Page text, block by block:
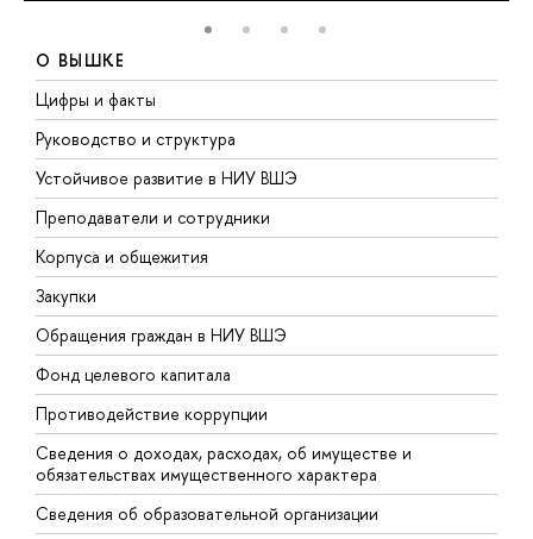
О ВЫШКЕ
Цифры и факты
Руководство и структура
Устойчивое развитие в НИУ ВШЭ
Преподаватели и сотрудники
Корпуса и общежития
Закупки
Обращения граждан в НИУ ВШЭ
Фонд целевого капитала
Противодействие коррупции
Сведения о доходах, расходах, об имуществе и
обязательствах имущественного характера
Сведения об образовательной организации